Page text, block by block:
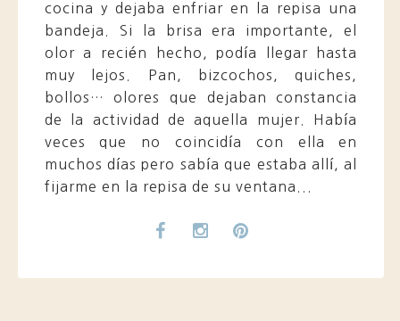
cocina y dejaba enfriar en la repisa una
bandeja. Si la brisa era importante, el
olor a recién hecho, podía llegar hasta
muy lejos. Pan, bizcochos, quiches,
bollos… olores que dejaban constancia
de la actividad de aquella mujer. Había
veces que no coincidía con ella en
muchos días pero sabía que estaba allí, al
fijarme en la repisa de su ventana...